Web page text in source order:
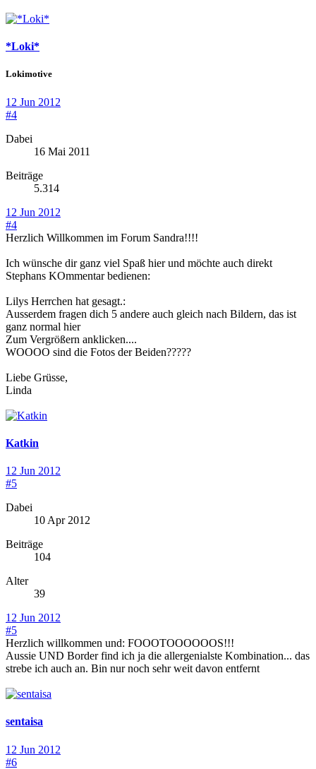
*Loki*
Lokimotive
12 Jun 2012
#4
Dabei
16 Mai 2011
Beiträge
5.314
12 Jun 2012
#4
Herzlich Willkommen im Forum Sandra!!!!
Ich wünsche dir ganz viel Spaß hier und möchte auch direkt
Stephans KOmmentar bedienen:
Lilys Herrchen hat gesagt.:
Ausserdem fragen dich 5 andere auch gleich nach Bildern, das ist
ganz normal hier
Zum Vergrößern anklicken....
WOOOO sind die Fotos der Beiden?????
Liebe Grüsse,
Linda
Katkin
12 Jun 2012
#5
Dabei
10 Apr 2012
Beiträge
104
Alter
39
12 Jun 2012
#5
Herzlich willkommen und: FOOOTOOOOOOS!!!
Aussie UND Border find ich ja die allergenialste Kombination... das
strebe ich auch an. Bin nur noch sehr weit davon entfernt
sentaisa
12 Jun 2012
#6